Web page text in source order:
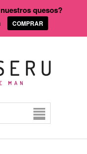
quesos?
COMPRAR